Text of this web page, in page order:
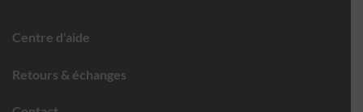
Centre d'aide
Retours & échanges